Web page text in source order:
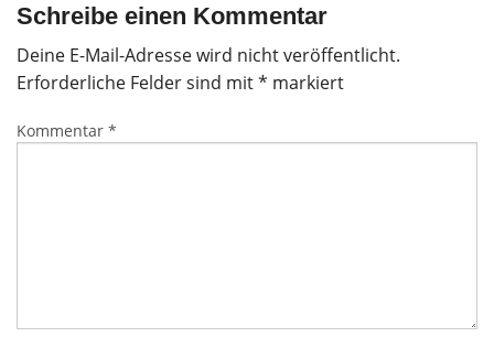
Schreibe einen Kommentar
Deine E-Mail-Adresse wird nicht veröffentlicht.
Erforderliche Felder sind mit* markiert
Kommentar *